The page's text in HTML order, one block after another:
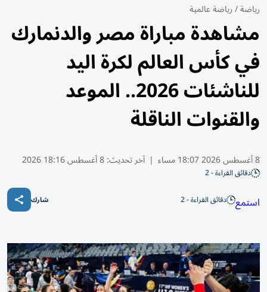
رياضة/رياضة عالمية
مشاهدة مباراة مصر والدنمارك
في كأس العالم لكرة اليد
للناشئات 2026.. الموعد
والقنوات الناقلة
8 أغسطس 2026 18:07 مساء | آخر تحديث:8 أغسطس 18:16 2026
دقائق القراءة - 2
استمع دقائق القراءة - 2 شارك